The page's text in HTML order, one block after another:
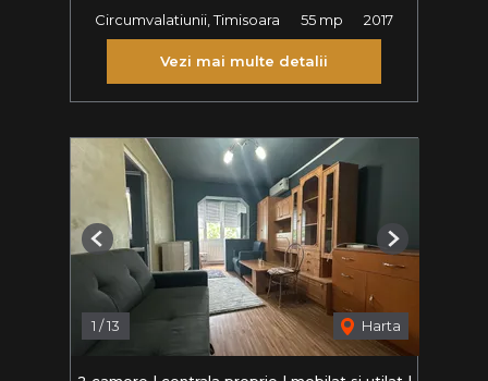
Circumvalatiunii, Timisoara
55 mp 2017
Vezi mai multe detalii
1 /13 Harta
Previous Next